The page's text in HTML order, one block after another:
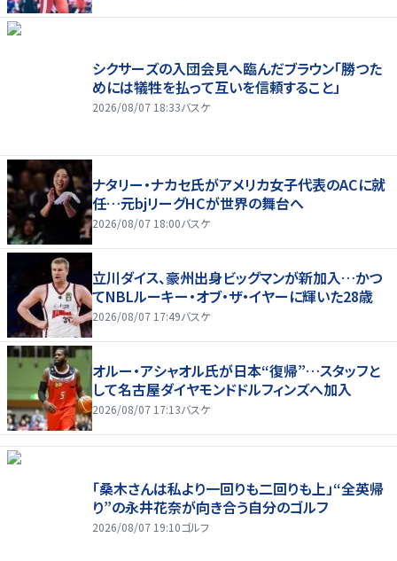
シクサーズの入団会見へ臨んだブラウン「勝つた
めには犠牲を払って互いを信頼すること」
2026/08/07 18:33バスケ
ナタリー・ナカセ氏がアメリカ女子代表のACに就
任…元bjリーグHCが世界の舞台へ
2026/08/07 18:00バスケ
立川ダイス、豪州出身ビッグマンが新加入…かつ
てNBLルーキー・オブ・ザ・イヤーに輝いた28歳
2026/08/07 17:49バスケ
オルー・アシャオル氏が日本“復帰”…スタッフと
して名古屋ダイヤモンドドルフィンズへ加入
2026/08/07 17:13バスケ
「桑木さんは私より一回りも二回りも上」“全英帰
り”の永井花奈が向き合う自分のゴルフ
2026/08/07 19:10ゴルフ